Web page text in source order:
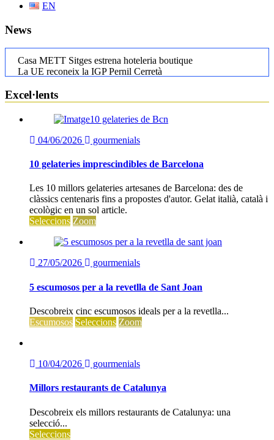
EN
News
Casa METT Sitges estrena hoteleria boutique
La UE reconeix la IGP Pernil Cerretà
Les Manyes 2021 de Terroir al Límit
Manuel Raventós Negra Magnum 2018
Osteria Condal obre a Barcelona
Excel·lents
04/06/2026 gourmenials
10 gelateries imprescindibles de Barcelona
Les 10 millors gelateries artesanes de Barcelona: des de
clàssics centenaris fins a propostes d'autor. Gelat italià, català i
ecològic en un sol article.
Seleccions Zoom
27/05/2026 gourmenials
5 escumosos per a la revetlla de Sant Joan
Descobreix cinc escumosos ideals per a la revetlla...
Escumosos Seleccions Zoom
10/04/2026 gourmenials
Millors restaurants de Catalunya
Descobreix els millors restaurants de Catalunya: una
selecció...
Seleccions